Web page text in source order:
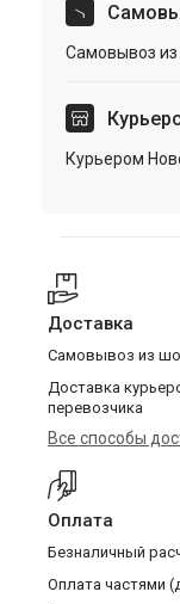
Самовывоз из
Курьером
Доставка
Самовывоз из
Доставка
перевозчика
Все способы
Оплата
Безналичный
Оплата частями